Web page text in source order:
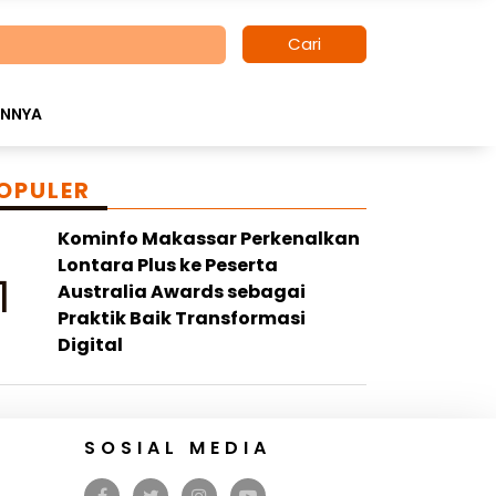
Cari
Kominfo Makassar Perkenalkan
Lontara Plus ke Peserta
Australia Awards sebagai
Praktik Baik Transformasi
Digital
SOSIAL MEDIA